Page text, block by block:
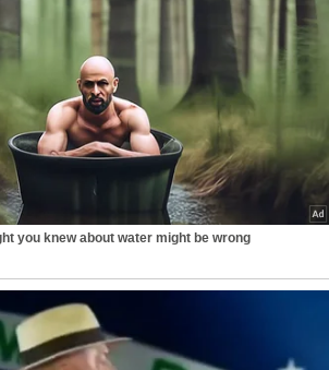
you knew about water might be wrong